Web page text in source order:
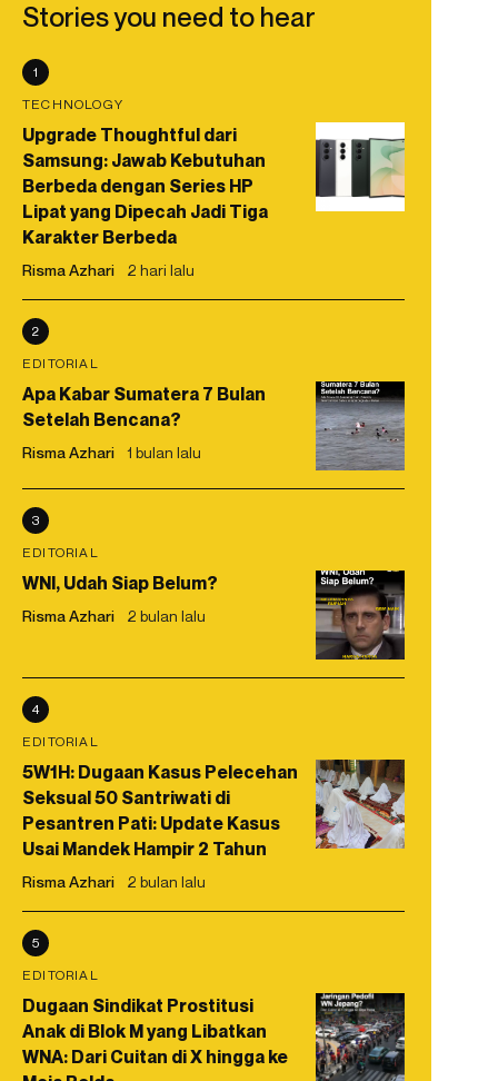
Stories you need to hear
1
TECHNOLOGY
Upgrade Thoughtful dari
Samsung: Jawab Kebutuhan
Berbeda dengan Series HP
Lipat yang Dipecah Jadi Tiga
Karakter Berbeda
Risma Azhari 2 hari lalu
2
EDITORIAL
Apa Kabar Sumatera 7 Bulan
Setelah Bencana?
Risma Azhari 1 bulan lalu
3
EDITORIAL
WNI, Udah Siap Belum?
Risma Azhari 2 bulan lalu
4
EDITORIAL
5W1H: Dugaan Kasus Pelecehan
Seksual 50 Santriwati di
Pesantren Pati: Update Kasus
Usai Mandek Hampir 2 Tahun
Risma Azhari 2 bulan lalu
5
EDITORIAL
Dugaan Sindikat Prostitusi
Anak di Blok M yang Libatkan
WNA: Dari Cuitan di X hingga ke